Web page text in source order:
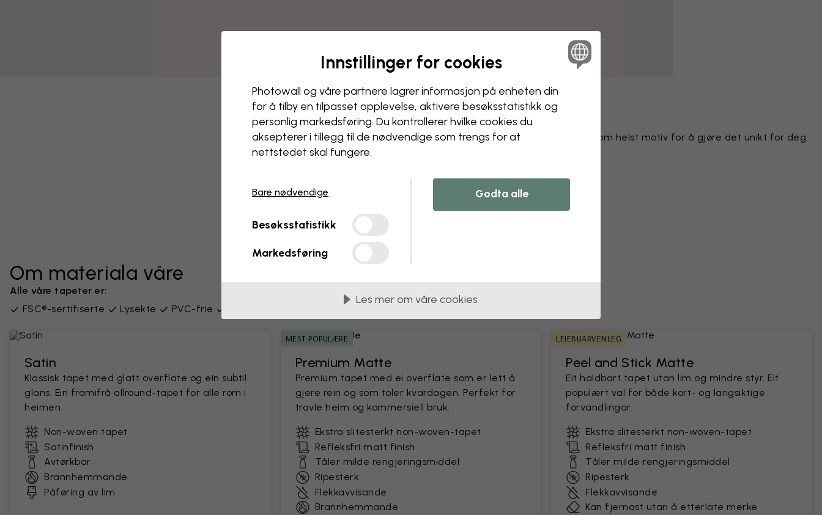
Endre tapetet ditt
Designteamet vårt kan justere hvilket som helst motiv for å gjøre det unikt for deg.
Personaliser en detalj
Lag ditt eget tapet fra et bilde
Om materiala våre
Alle våre tapeter er:
FSC®-sertifiserte
Lysekte PVC-frie
Satin
Klassisk tapet med glatt overflate og ein subtil
glans. Ein framifrå allround-tapet for alle rom i
heimen.
Non-woven tapet
Satinfinish
Avtørkbar
Brannhemmande
Påføring av lim
MEST POPULÆRE
Premium Matte
Premium tapet med ei overflate som er lett å
gjere rein og som toler kvardagen. Perfekt for
travle heim og kommersiell bruk.
Ekstra slitesterkt non-woven-tapet
Refleksfri matt finish
Tåler milde rengjeringsmiddel
Ripesterk
Flekkavvisande
Brannhemmande
LEIEBUARVENLEG
Peel and Stick Matte
Eit haldbart tapet utan lim og mindre styr. Eit
populært val for både kort- og langsiktige
forvandlingar.
Ekstra slitesterkt non-woven-tapet
Refleksfri matt finish
Tåler milde rengjeringsmiddel
Ripesterk
Flekkavvisande
Kan fjernast utan å etterlate merke
Innstillinger for cookies
Photowall og våre partnere lagrer informasjon på enheten din
for å tilby en tilpasset opplevelse, aktivere besøks­statistikk og
personlig markedsføring. Du kontrollerer hvilke cookies du
aksepterer i tillegg til de nødvendige som trengs for at
nettstedet skal fungere.
Bare nødvendige
Besøksstatistikk
Markedsføring
Godta alle
Les mer om våre cookies